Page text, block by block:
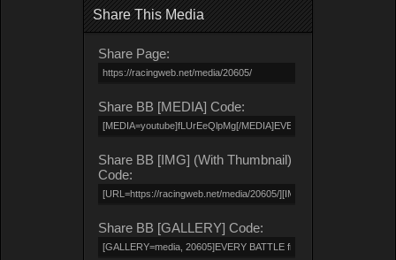
Share This Media
Share Page:
Share BB [MEDIA] Code:
Share BB [IMG] (With Thumbnail)
Code:
Share BB [GALLERY] Code: